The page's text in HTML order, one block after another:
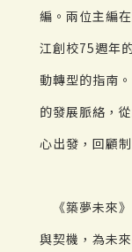
編。兩位主編
江創校75週年
動轉型的指南
的發展脈絡，
心出發，回顧
《築夢未來
與契機，為未